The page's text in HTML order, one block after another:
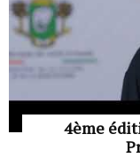
4ème